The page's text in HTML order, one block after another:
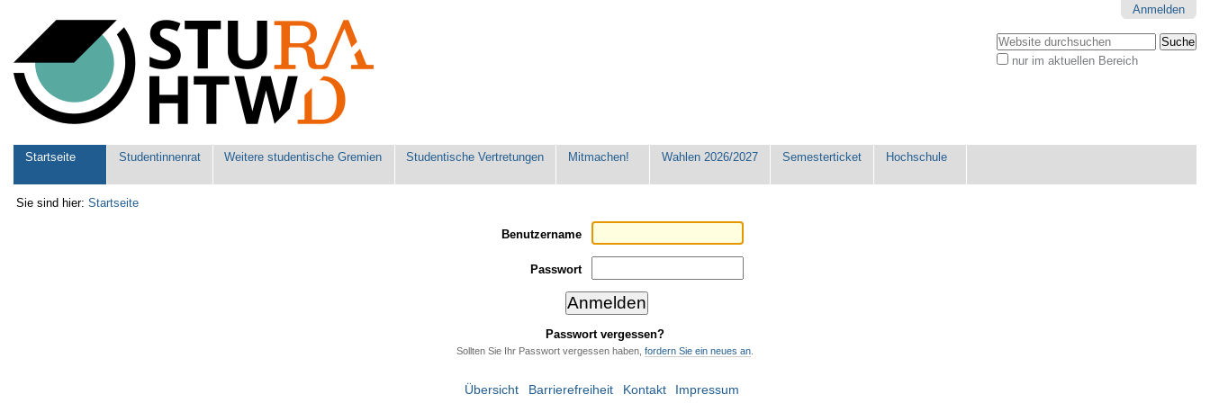
Werkzeuge
Anmelden
Website durchsuchen
nur im aktuellen Bereich
Sektionen
Startseite Studentinnenrat Weitere studentische Gremien Studentische Vertretungen Mitmachen! Wahlen 2026/2027 Semesterticket Hochschule
Sie sind hier: Startseite
Benutzername
Passwort
Passwort vergessen?
Sollten Sie Ihr Passwort vergessen haben, fordern Sie ein neues an.
Übersicht Barrierefreiheit Kontakt Impressum